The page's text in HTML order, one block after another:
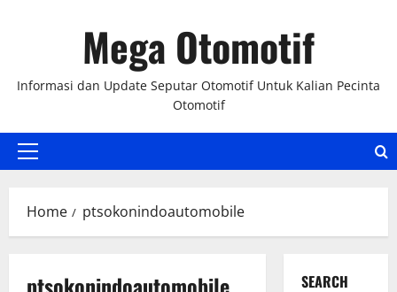
Mega Otomotif
Informasi dan Update Seputar Otomotif Untuk Kalian Pecinta
Otomotif
Primary
Home ptsokonindoautomobile
SEARCH